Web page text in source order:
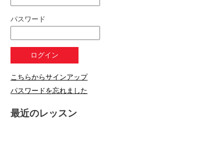
パスワード
こちらからサインアップ
パスワードを忘れました
最近のレッスン